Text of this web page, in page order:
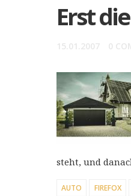
Erst
15.01.2007 0
steht, und
AUTO FIREFOX